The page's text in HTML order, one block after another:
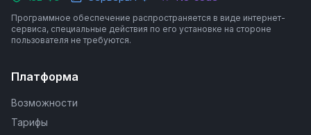
Программное обеспечение распространяется в виде интернет-
сервиса, специальные действия по его установке на стороне
пользователя не требуются.
Платформа
Возможности
Тарифы